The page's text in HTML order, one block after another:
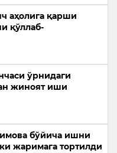
аҳолига қарши
қўллаб-
ўрнидаги
жиноят иши
бўйича ишни
жаримага тортилди